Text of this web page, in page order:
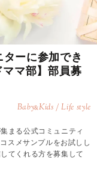
ーに参加でき
マ部】部員募
Baby&Kids / Life style
まる公式コミュニティ
スメサンプルをお試しし
てくれる方を募集して